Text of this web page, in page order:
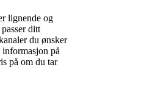
lignende og
ditt
du ønsker
på
på om du tar